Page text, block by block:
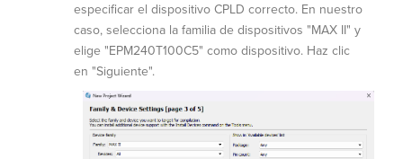
especificar el dispositivo CPLD correcto. En nuestro
caso, selecciona la familia de dispositivos "MAX II" y
elige "EPM240T100C5" como dispositivo. Haz clic
en "Siguiente".